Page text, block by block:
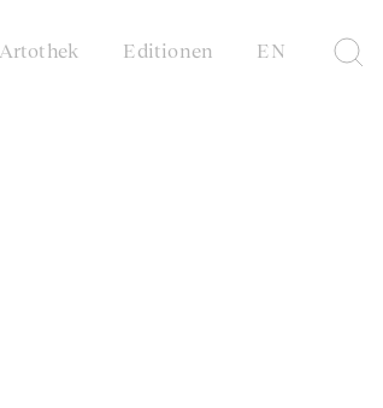
Artothek Editionen EN